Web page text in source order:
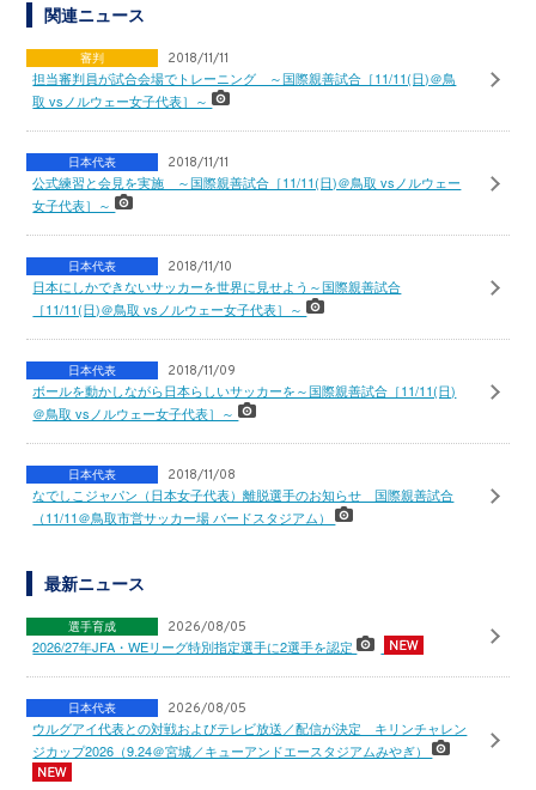
関連ニュース
審判 2018/11/11
担当審判員が試合会場でトレーニング ～国際親善試合［11/11(日)＠鳥
取 vsノルウェー女子代表］～
日本代表 2018/11/11
公式練習と会見を実施 ～国際親善試合［11/11(日)＠鳥取 vsノルウェー
女子代表］～
日本代表 2018/11/10
日本にしかできないサッカーを世界に見せよう～国際親善試合
［11/11(日)＠鳥取 vsノルウェー女子代表］～
日本代表 2018/11/09
ボールを動かしながら日本らしいサッカーを～国際親善試合［11/11(日)
＠鳥取 vsノルウェー女子代表］～
日本代表 2018/11/08
なでしこジャパン（日本女子代表）離脱選手のお知らせ 国際親善試合
（11/11＠鳥取市営サッカー場 バードスタジアム）
最新ニュース
選手育成 2026/08/05
2026/27年JFA・WEリーグ特別指定選手に2選手を認定
日本代表 2026/08/05
ウルグアイ代表との対戦およびテレビ放送／配信が決定 キリンチャレン
ジカップ2026（9.24＠宮城／キューアンドエースタジアムみやぎ）